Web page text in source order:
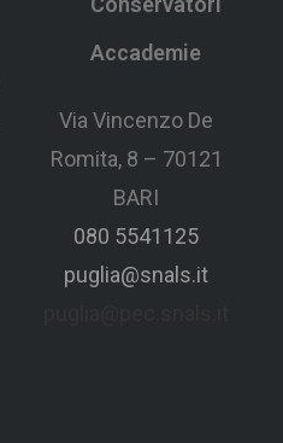
Accademie
Via Vincenzo De
Romita, 8 – 70121
BARI
080 5541125
puglia@snals.it